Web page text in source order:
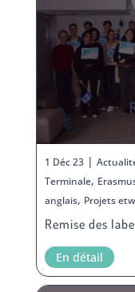
1 Déc 23|
Terminale,
anglais, Projets
Remise des
En détail